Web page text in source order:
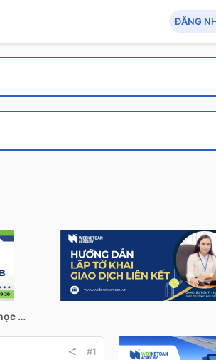
ĐĂNG
Tech Hub: AI - An toàn thông tin - Tin học quản lý
#1